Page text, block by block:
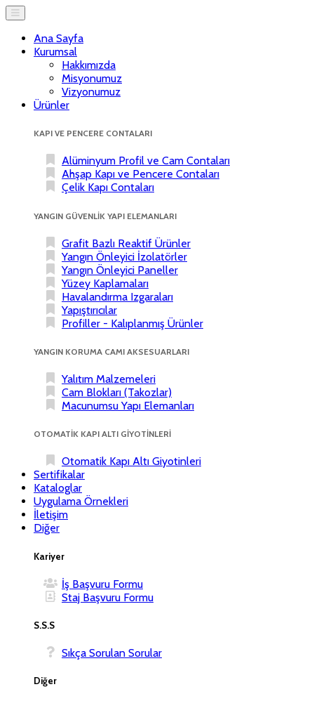
Ana Sayfa
Kurumsal
Hakkımızda
Misyonumuz
Vizyonumuz
Ürünler
KAPI VE PENCERE CONTALARI
Alüminyum Profil ve Cam Contaları
Ahşap Kapı ve Pencere Contaları
Çelik Kapı Contaları
YANGIN GÜVENLİK YAPI ELEMANLARI
Grafit Bazlı Reaktif Ürünler
Yangın Önleyici İzolatörler
Yangın Önleyici Paneller
Yüzey Kaplamaları
Havalandırma Izgaraları
Yapıştırıcılar
Profiller - Kalıplanmış Ürünler
YANGIN KORUMA CAMI AKSESUARLARI
Yalıtım Malzemeleri
Cam Blokları (Takozlar)
Macunumsu Yapı Elemanları
OTOMATİK KAPI ALTI GİYOTİNLERİ
Otomatik Kapı Altı Giyotinleri
Sertifikalar
Kataloglar
Uygulama Örnekleri
İletişim
Diğer
Kariyer
İş Başvuru Formu
Staj Başvuru Formu
S.S.S
Sıkça Sorulan Sorular
Diğer